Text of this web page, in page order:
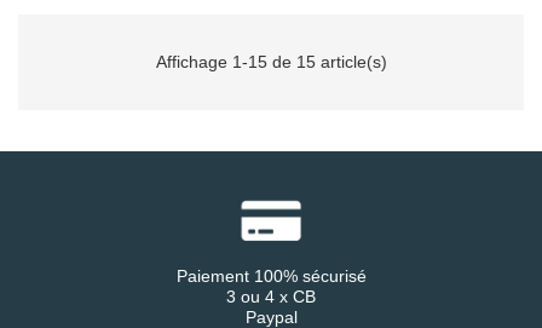
Affichage 1-15 de 15 article(s)
Paiement 100% sécurisé
3 ou 4 x CB
Paypal